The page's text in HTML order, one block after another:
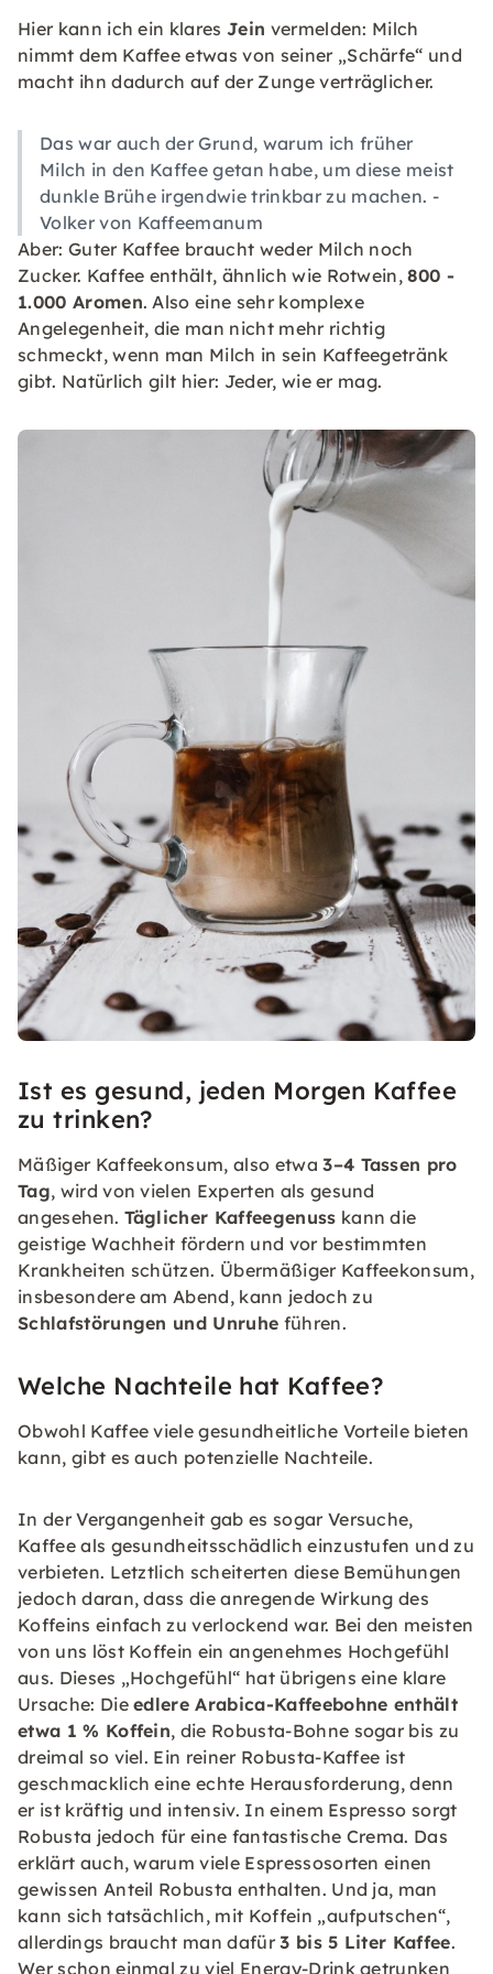
Hier kann ich ein klares Jein vermelden: Milch
nimmt dem Kaffee etwas von seiner „Schärfe“ und
macht ihn dadurch auf der Zunge verträglicher.
Das war auch der Grund, warum ich früher
Milch in den Kaffee getan habe, um diese meist
dunkle Brühe irgendwie trinkbar zu machen. -
Volker von Kaffeemanum
Aber: Guter Kaffee braucht weder Milch noch
Zucker. Kaffee enthält, ähnlich wie Rotwein,800 -
1.000 Aromen. Also eine sehr komplexe
Angelegenheit, die man nicht mehr richtig
schmeckt, wenn man Milch in sein Kaffeegetränk
gibt. Natürlich gilt hier: Jeder, wie er mag.
Ist es gesund, jeden Morgen Kaffee
zu trinken?
Mäßiger Kaffeekonsum, also etwa3–4 Tassen pro
Tag, wird von vielen Experten als gesund
angesehen. Täglicher Kaffeegenuss kann die
geistige Wachheit fördern und vor bestimmten
Krankheiten schützen. Übermäßiger Kaffeekonsum,
insbesondere am Abend, kann jedoch zu
Schlafstörungen und Unruhe führen.
Welche Nachteile hat Kaffee?
Obwohl Kaffee viele gesundheitliche Vorteile bieten
kann, gibt es auch potenzielle Nachteile.
In der Vergangenheit gab es sogar Versuche,
Kaffee als gesundheitsschädlich einzustufen und zu
verbieten. Letztlich scheiterten diese Bemühungen
jedoch daran, dass die anregende Wirkung des
Koffeins einfach zu verlockend war. Bei den meisten
von uns löst Koffein ein angenehmes Hochgefühl
aus. Dieses „Hochgefühl“ hat übrigens eine klare
Ursache: Dieedlere Arabica-Kaffeebohne enthält
etwa 1 % Koffein, die Robusta-Bohne sogar bis zu
dreimal so viel. Ein reiner Robusta-Kaffee ist
geschmacklich eine echte Herausforderung, denn
er ist kräftig und intensiv. In einem Espresso sorgt
Robusta jedoch für eine fantastische Crema. Das
erklärt auch, warum viele Espressosorten einen
gewissen Anteil Robusta enthalten. Und ja, man
kann sich tatsächlich, mit Koffein „aufputschen“,
allerdings braucht man dafür3 bis 5 Liter Kaffee.
Wer schon einmal zu viel Energy-Drink getrunken